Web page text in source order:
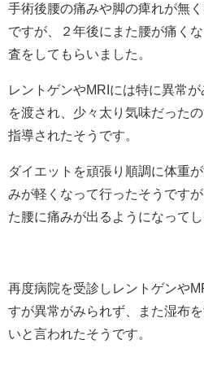
手術後腰の痛みや脚の痺れが無
ですが、２年後にまた腰が痛く
査をしてもらいました。
レントゲンやMRIには特に異常
を渡され、少々太り気味だった
指導されたそうです。
ダイエットを頑張り順調に体重
みが軽くなって行ったそうです
た腰に痛みが出るようになってし
再度病院を受診しレントゲンや
すが異常がみられず、また湿布
いと言われたそうです。